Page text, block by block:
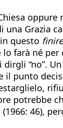
oppure
una Grazia
questo
farà né
“no”.
il punto
potrebbe
46),